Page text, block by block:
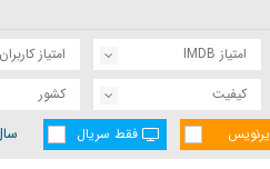
امتیاز IMDB امتیاز کاربران
کیفیت کشور
فقط سریال